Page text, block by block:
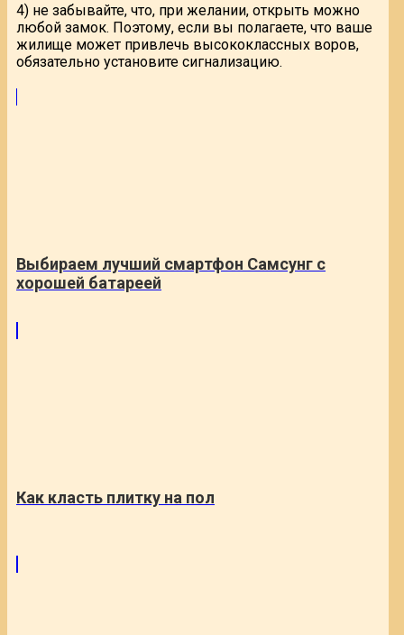
4) не забывайте, что, при желании, открыть можно
любой замок. Поэтому, если вы полагаете, что ваше
жилище может привлечь высококлассных воров,
обязательно установите сигнализацию.
Выбираем лучший смартфон Самсунг с
хорошей батареей
Как класть плитку на пол